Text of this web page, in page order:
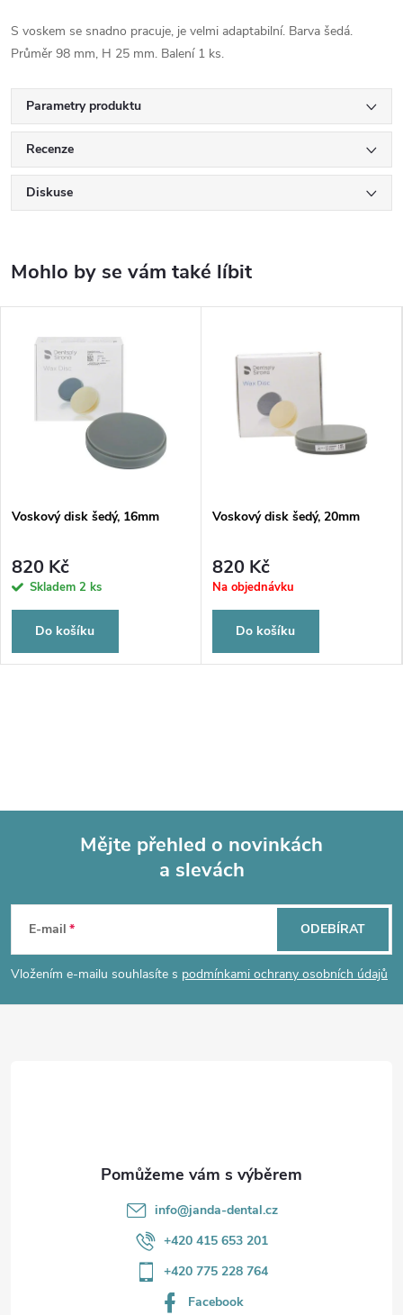
S voskem se snadno pracuje, je velmi adaptabilní. Barva šedá.
Průměr 98 mm, H 25 mm. Balení 1 ks.
Parametry produktu
Recenze
Diskuse
Voskový disk šedý, 16mm
820 Kč
Skladem 2 ks
Do košíku
Voskový disk šedý, 20mm
820 Kč
Na objednávku
Do košíku
p
Mějte přehled o novinkách
a slevách
E-mail
Vložením e-mailu souhlasíte s podmínkami ochrany osobních údajů
ODEBÍRAT
info@janda-dental.cz
+420 415 653 201
+420 775 228 764
Facebook